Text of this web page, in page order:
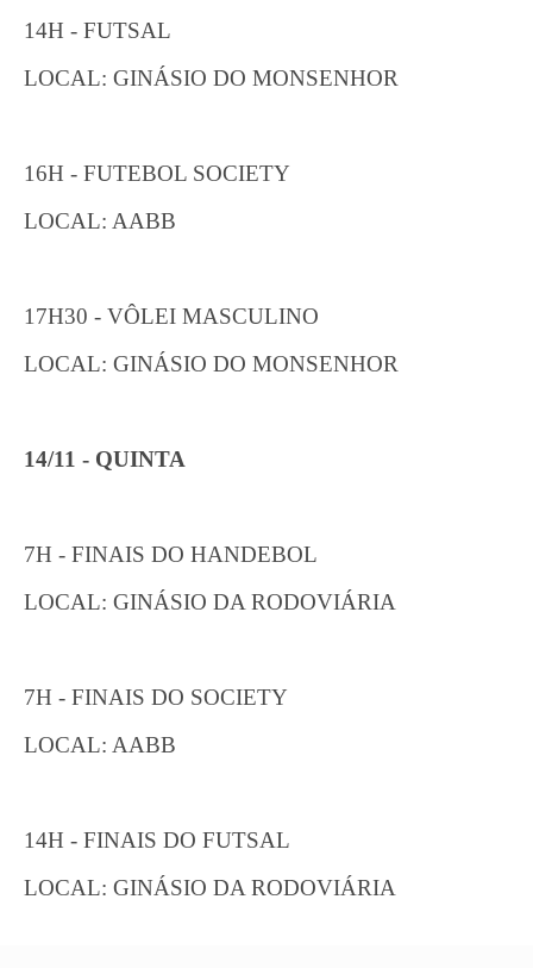
14H - FUTSAL
LOCAL: GINÁSIO DO MONSENHOR
16H - FUTEBOL SOCIETY
LOCAL: AABB
17H30 - VÔLEI MASCULINO
LOCAL: GINÁSIO DO MONSENHOR
14/11 - QUINTA
7H - FINAIS DO HANDEBOL
LOCAL: GINÁSIO DA RODOVIÁRIA
7H - FINAIS DO SOCIETY
LOCAL: AABB
14H - FINAIS DO FUTSAL
LOCAL: GINÁSIO DA RODOVIÁRIA